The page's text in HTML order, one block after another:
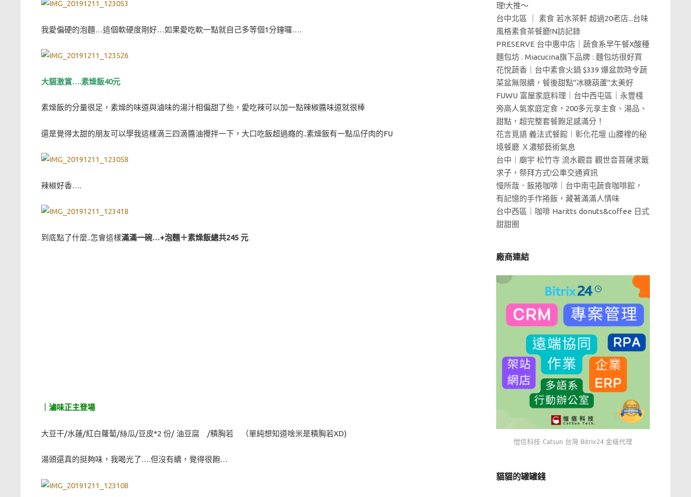
我愛偏硬的泡麵…這個軟硬度剛好…如果愛吃軟一點就自己多等個1分鐘囉….
大貓激賞….素燥飯40元
素燥飯的分量很足，素燥的味道與滷味的湯汁相偏甜了些，愛吃辣可以加一點辣椒醬味道就很棒
還是覺得太甜的朋友可以學我這樣滴三四滴醬油攪拌一下，大口吃飯超過癮的..素燥飯有一點瓜仔肉的FU
辣椒好香….
到底點了什麼..怎會這樣滿滿一碗…+泡麵＋素燥飯總共245 元
｜滷味正主登場
大豆干/水蓮/紅白蘿蔔/絲瓜/豆皮*2 份/ 油豆腐 /積胸若 （單純想知道啥米是積胸若XD)
湯頭還真的挺夠味，我喝光了….但沒有續，覺得很飽…
理!大推～
台中北區 ｜ 素食 若水茶軒 超過20老店...台味
風格素食茶餐廳!N訪記錄
PRESERVE 台中惠中店｜蔬食系早午餐X酸種
麵包坊 . Miacucina旗下品牌 : 麵包坊很好買
花悅蔬香｜台中素食火鍋 $339 爆盆款時令蔬
菜盆無限續，餐後甜點"冰糖葫蘆"太美好
FUWU 富屋家庭料理｜台中西屯區｜永豐棧
旁高人氣家庭定食，200多元享主食、湯品、
甜點，超完整套餐飽足感滿分！
花言覓語 義法式餐館｜彰化花壇 山腰裡的秘
境餐廳 Ｘ濃郁藝術氣息
台中｜廟宇 松竹寺 流水觀音 觀世音菩薩求籤
求子，祭拜方式!公車交通資訊
慢所哉．飯捲咖啡｜台中南屯蔬食咖啡館，
有記憶的手作捲飯，藏著滿滿人情味
台中西區｜咖啡 Haritts donuts&coffee 日式
甜甜圈
廠商連結
愷信科技 Catsun 台灣 Bitrix24 金級代理
貓貓的罐罐錢